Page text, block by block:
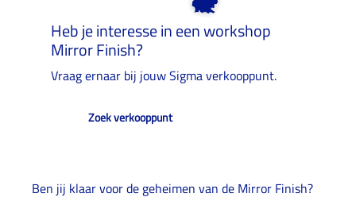
Heb je interesse in een workshop
Mirror Finish?
Vraag ernaar bij jouw Sigma verkooppunt.
Zoek verkooppunt
Ben jij klaar voor de geheimen van de Mirror Finish?